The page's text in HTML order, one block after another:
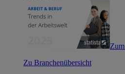
Zu Branchenübersicht